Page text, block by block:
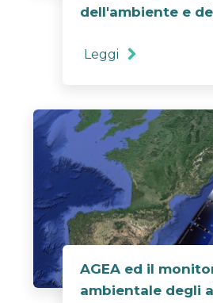
dell'ambiente e
Leggi
AGEA ed il
ambientale degli